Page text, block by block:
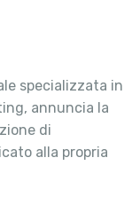
specializzata in
annuncia la
di
alla propria